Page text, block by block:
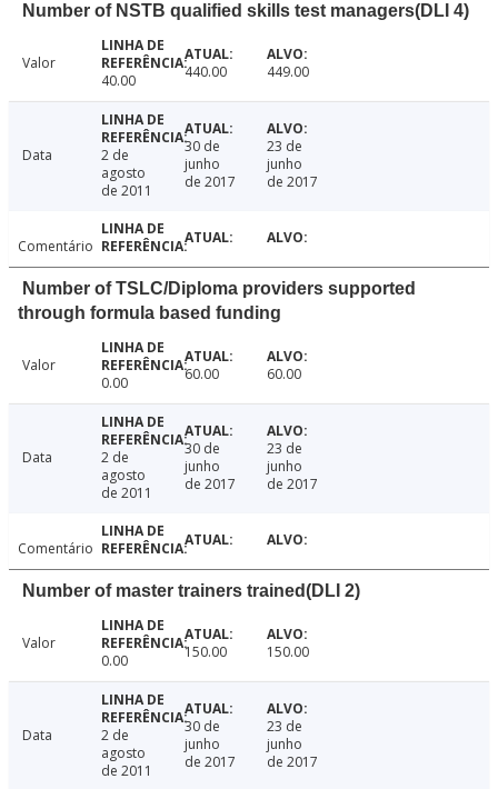
Number of NSTB qualified skills test managers(DLI 4)
Valor
40.00
440.00 449.00
Data
2 de
agosto
de 2011
30 de
junho
de 2017
23 de
junho
de 2017
Comentário
Number of TSLC/Diploma providers supported
through formula based funding
Valor
0.00
60.00 60.00
Data
2 de
agosto
de 2011
30 de
junho
de 2017
23 de
junho
de 2017
Comentário
Number of master trainers trained(DLI 2)
Valor
0.00
150.00 150.00
Data
2 de
agosto
de 2011
30 de
junho
de 2017
23 de
junho
de 2017